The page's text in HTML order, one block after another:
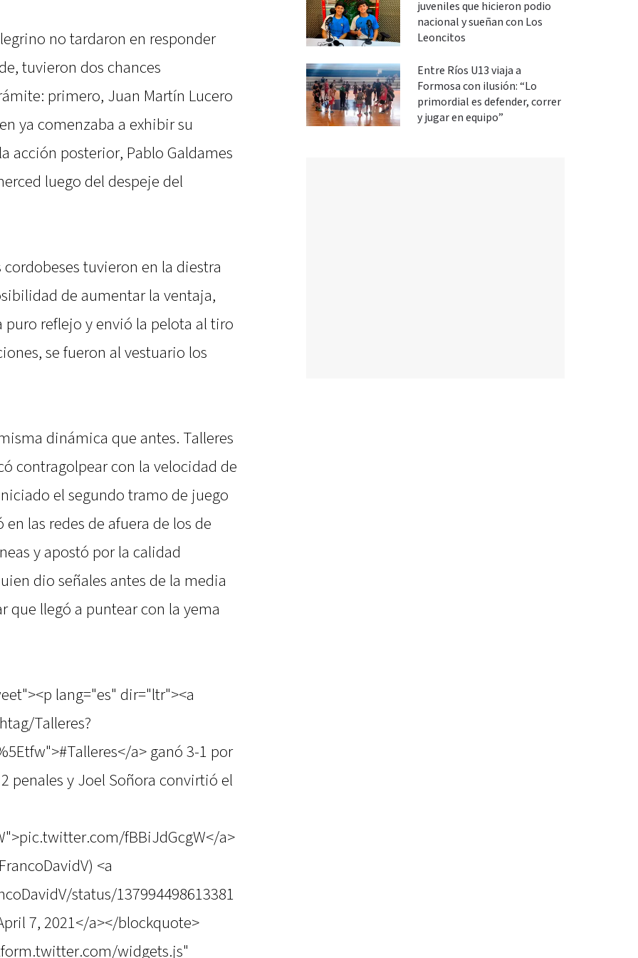
no tardaron en responder
tuvieron dos chances
primero, Juan Martín Lucero
ya comenzaba a exhibir su
acción posterior, Pablo Galdames
luego del despeje del
tuvieron en la diestra
de aumentar la ventaja,
puro reflejo y envió la pelota al tiro
se fueron al vestuario los
dinámica que antes. Talleres
contragolpear con la velocidad de
el segundo tramo de juego
las redes de afuera de los de
y apostó por la calidad
dio señales antes de la media
que llegó a puntear con la yema
lang="es" dir="ltr"><a
Talleres?
a> ganó 3-1 por
penales y Joel Soñora convirtió el
fBBiJdGcgW</a>
<a
status/137994498613381
7, 2021</a></blockquote>
widgets.js"
juveniles que hicieron podio
nacional y sueñan con Los
Leoncitos
Entre Ríos U13 viaja a
Formosa con ilusión: “Lo
primordial es defender, correr
y jugar en equipo”